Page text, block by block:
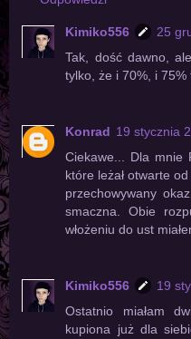
Kimiko556
25
Tak, dość dawno,
tylko, że i 70%, i 75%
Konrad 19 stycznia
Ciekawe... Dla mnie
które leżał otwarte
przechowywany
smaczna. Obie
włożeniu do ust
Kimiko556
19
Ostatnio miałam
kupiona już dla